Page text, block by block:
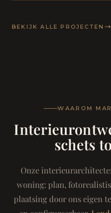
BEKIJK ALLE PROJECTEN
WAAROM
schets
Onze
woning: plan,
plaatsing door ons eigen